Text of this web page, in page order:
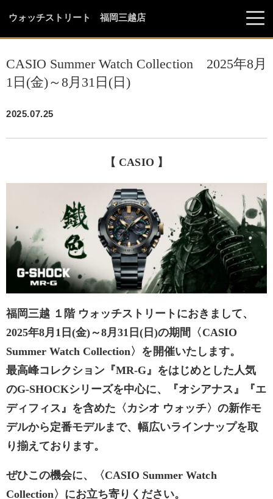
ウォッチストリート 福岡三越店
CASIO Summer Watch Collection 2025年8月
1日(金)～8月31日(日)
2025.07.25
【 CASIO 】
福岡三越 １階 ウォッチストリートにおきまして、
2025年8月1日(金)～8月31日(日)の期間〈CASIO
Summer Watch Collection〉を開催いたします。
最高峰コレクション『MR-G』をはじめとした人気
のG-SHOCKシリーズを中心に、『オシアナス』『エ
ディフィス』を含めた〈カシオ ウォッチ〉の新作モ
デルから定番モデルまで、幅広いラインナップを取
り揃えております。
ぜひこの機会に、〈CASIO Summer Watch
Collection〉にお立ち寄りください。